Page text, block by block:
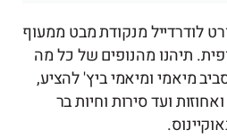
לודרדייל מנקודת מבט ממעוף
תיהנו מהנופים של כל מה
מיאמי ומיאמי ביץ' להציע,
ועד סירות וחיות בר